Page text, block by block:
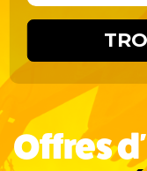
Offres